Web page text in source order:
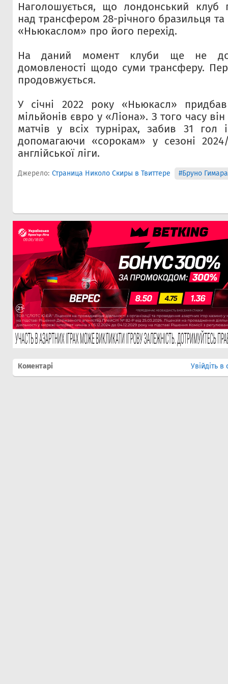
Наголошується, що лондонський клуб
над трансфером 28-річного бразильця
«Ньюкаслом» про його перехід.
На даний момент клуби ще не
домовленості щодо суми трансферу.
продовжується.
У січні 2022 року «Ньюкасл»
мільйонів євро у «Ліона». З того часу
матчів у всіх турнірах, забив 31 гол
допомагаючи «сорокам» у сезоні
англійської ліги.
Джерело: Страница Николо Скиры в Твиттере #Бруно
Коментарі Увійдіть в